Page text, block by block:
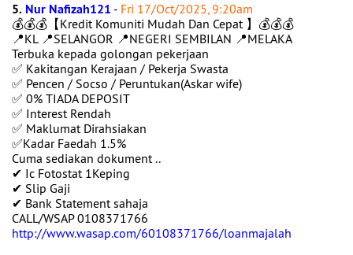
5. Nur Nafizah121 - Fri 17/Oct/2025, 9:20am
💰💰💰【Kredit Komuniti Mudah Dan Cepat 】💰💰💰
📍KL 📍SELANGOR 📍NEGERI SEMBILAN 📍MELAKA
Terbuka kepada golongan pekerjaan
✅ Kakitangan Kerajaan / Pekerja Swasta
✅ Pencen / Socso / Peruntukan(Askar wife)
✅ 0% TIADA DEPOSIT
✅ Interest Rendah
✅ Maklumat Dirahsiakan
✅Kadar Faedah 1.5%
Cuma sediakan dokument ..
✔ Ic Fotostat 1Keping
✔ Slip Gaji
✔ Bank Statement sahaja
CALL/WSAP 0108371766
http://www.wasap.com/60108371766/loanmajalah